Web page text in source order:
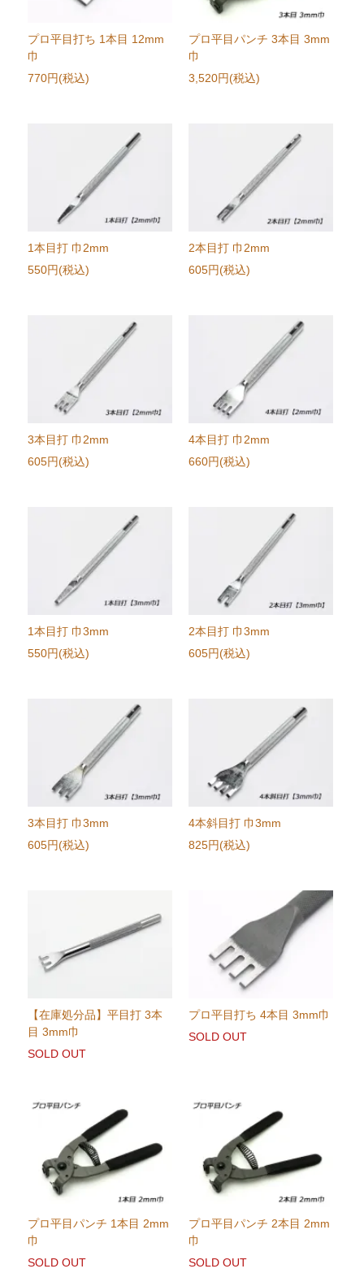
プロ平目打ち 1本目 12mm
巾
770円(税込)
プロ平目パンチ 3本目 3mm
巾
3,520円(税込)
1本目打 巾2mm
550円(税込)
2本目打 巾2mm
605円(税込)
3本目打 巾2mm
605円(税込)
4本目打 巾2mm
660円(税込)
1本目打 巾3mm
550円(税込)
2本目打 巾3mm
605円(税込)
3本目打 巾3mm
605円(税込)
4本斜目打 巾3mm
825円(税込)
【在庫処分品】平目打 3本
目 3mm巾
SOLD OUT
プロ平目打ち 4本目 3mm巾
SOLD OUT
プロ平目パンチ 1本目 2mm
巾
SOLD OUT
プロ平目パンチ 2本目 2mm
巾
SOLD OUT